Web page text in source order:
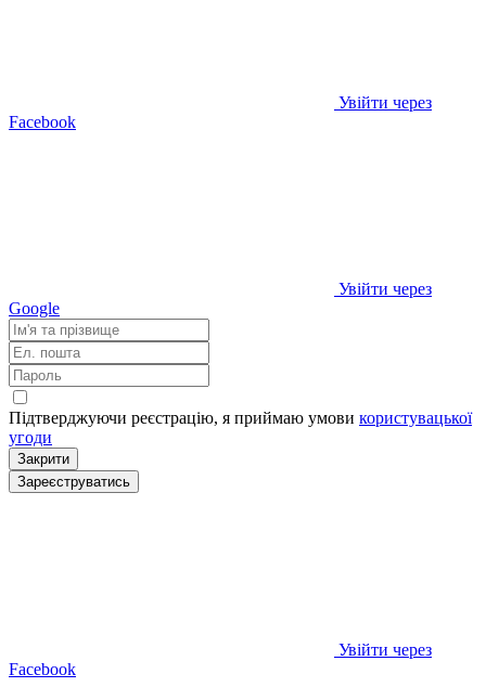
Увійти через
Facebook
Увійти через
Google
Підтверджуючи реєстрацію, я приймаю умови користувацької
угоди
Закрити
Зареєструватись
Увійти через
Facebook